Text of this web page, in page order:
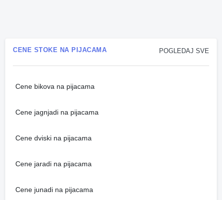
POGLEDAJ SVE
CENE STOKE NA PIJACAMA
Cene bikova na pijacama
Cene jagnjadi na pijacama
Cene dviski na pijacama
Cene jaradi na pijacama
Cene junadi na pijacama